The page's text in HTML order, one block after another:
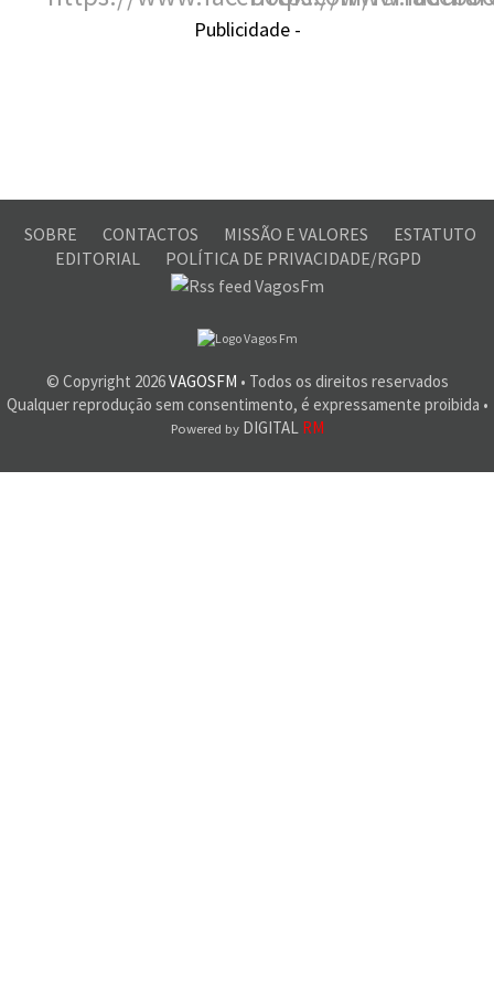
Publicidade -
SOBRE CONTACTOS MISSÃO E VALORES
ESTATUTO
EDITORIAL
POLÍTICA DE PRIVACIDADE/RGPD
© Copyright 2026VAGOSFM • Todos os direitos reservados
Qualquer reprodução sem consentimento, é expressamente proibida •
Powered byDIGITAL RM